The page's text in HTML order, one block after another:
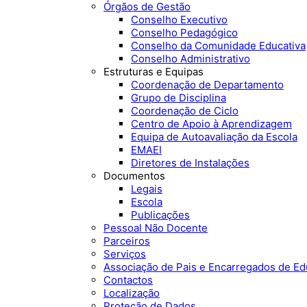
Órgãos de Gestão
Conselho Executivo
Conselho Pedagógico
Conselho da Comunidade Educativa
Conselho Administrativo
Estruturas e Equipas
Coordenação de Departamento
Grupo de Disciplina
Coordenação de Ciclo
Centro de Apoio à Aprendizagem
Equipa de Autoavaliação da Escola
EMAEI
Diretores de Instalações
Documentos
Legais
Escola
Publicações
Pessoal Não Docente
Parceiros
Serviços
Associação de Pais e Encarregados de
Contactos
Localização